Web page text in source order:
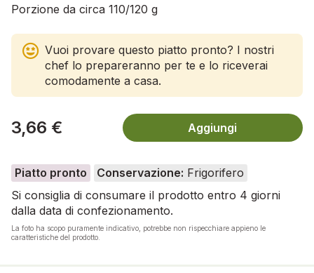
Porzione da circa 110/120 g
Vuoi provare questo piatto pronto? I nostri
chef lo prepareranno per te e lo riceverai
comodamente a casa.
3,66 € Aggiungi
Piatto pronto Conservazione: Frigorifero
Si consiglia di consumare il prodotto entro 4 giorni
dalla data di confezionamento.
La foto ha scopo puramente indicativo, potrebbe non rispecchiare appieno le
caratteristiche del prodotto.